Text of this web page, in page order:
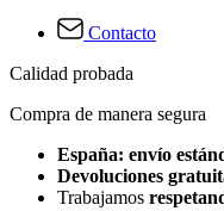
Contacto
Calidad probada
Compra de manera segura
España: envío
Devoluciones
Trabajamos